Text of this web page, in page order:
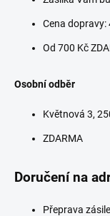
Cena dopravy:
Od 700 Kč
Osobní odběr
Květnová 3,
ZDARMA
Doručení na
Přeprava